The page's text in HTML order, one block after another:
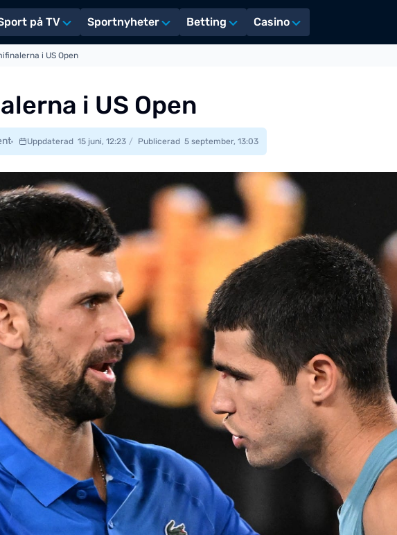
på TV Sportnyheter Betting Casino
i US Open
i US Open
Uppdaterad 15 juni, 12:23 Publicerad 5 september, 13:03